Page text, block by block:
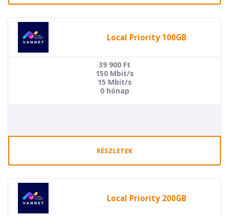
Local Priority 100GB
39 900 Ft
150 Mbit/s
15 Mbit/s
0 hónap
RÉSZLETEK
Local Priority 200GB